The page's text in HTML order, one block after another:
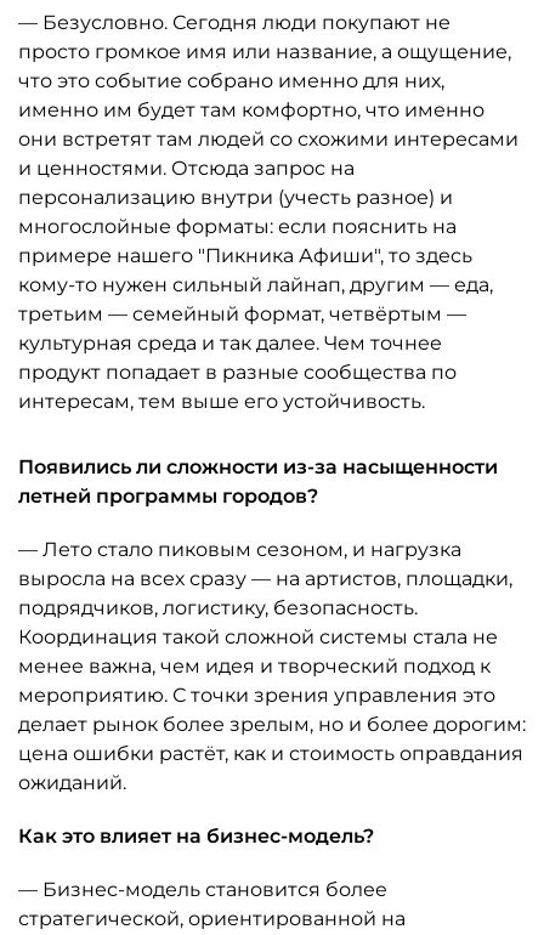
— Безусловно. Сегодня люди покупают не
просто громкое имя или название, а ощущение,
что это событие собрано именно для них,
именно им будет там комфортно, что именно
они встретят там людей со схожими интересами
и ценностями. Отсюда запрос на
персонализацию внутри (учесть разное) и
многослойные форматы: если пояснить на
примере нашего "Пикника Афиши", то здесь
кому-то нужен сильный лайнап, другим — еда,
третьим — семейный формат, четвёртым —
культурная среда и так далее. Чем точнее
продукт попадает в разные сообщества по
интересам, тем выше его устойчивость.
Появились ли сложности из-за насыщенности
летней программы городов?
— Лето стало пиковым сезоном, и нагрузка
выросла на всех сразу — на артистов, площадки,
подрядчиков, логистику, безопасность.
Координация такой сложной системы стала не
менее важна, чем идея и творческий подход к
мероприятию. С точки зрения управления это
делает рынок более зрелым, но и более дорогим:
цена ошибки растёт, как и стоимость оправдания
ожиданий.
Как это влияет на бизнес-модель?
— Бизнес-модель становится более
стратегической, ориентированной на